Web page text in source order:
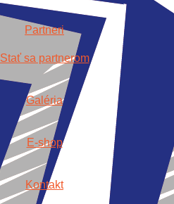
Partneri
Stať sa partnerom
Galéria
E-shop
Kontakt